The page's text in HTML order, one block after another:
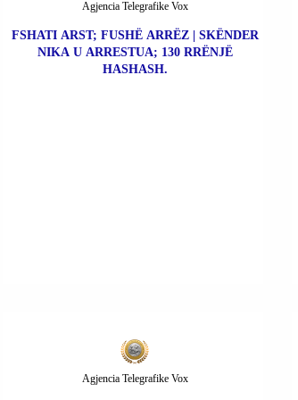
FSHATI ARST; FUSHË ARRËZ | SKËNDER
NIKA U ARRESTUA; 130 RRËNJË
HASHASH.
Agjencia Telegrafike Vox
Agjencia Telegrafike Vox